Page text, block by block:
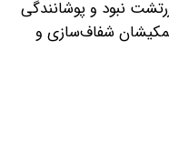
نبود و پوشانندگی
شفاف‌سازی و